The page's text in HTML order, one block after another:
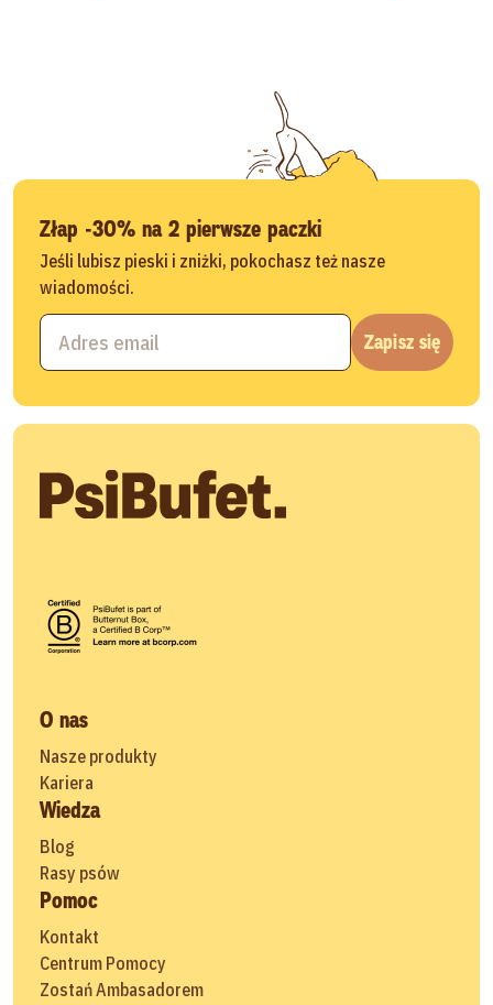
Złap -30% na 2 pierwsze paczki
Jeśli lubisz pieski i zniżki, pokochasz też nasze
wiadomości.
Zapisz się
O nas
Nasze produkty
Kariera
Wiedza
Blog
Rasy psów
Pomoc
Kontakt
Centrum Pomocy
Zostań Ambasadorem